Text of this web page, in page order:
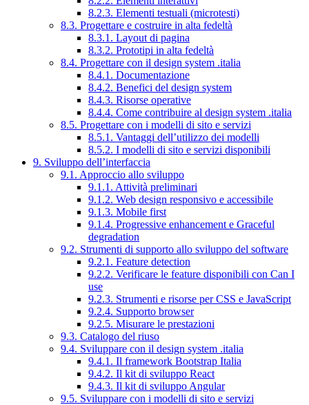
8.2.3. Elementi testuali (microtesti)
8.3. Progettare e costruire in alta fedeltà
8.3.1. Layout di pagina
8.3.2. Prototipi in alta fedeltà
8.4. Progettare con il design system .italia
8.4.1. Documentazione
8.4.2. Benefici del design system
8.4.3. Risorse operative
8.4.4. Come contribuire al design system .italia
8.5. Progettare con i modelli di sito e servizi
8.5.1. Vantaggi dell’utilizzo dei modelli
8.5.2. I modelli di sito e servizi disponibili
9. Sviluppo dell’interfaccia
9.1. Approccio allo sviluppo
9.1.1. Attività preliminari
9.1.2. Web design responsivo e accessibile
9.1.3. Mobile first
9.1.4. Progressive enhancement e Graceful
degradation
9.2. Strumenti di supporto allo sviluppo del software
9.2.1. Feature detection
9.2.2. Verificare le feature disponibili con Can I
use
9.2.3. Strumenti e risorse per CSS e JavaScript
9.2.4. Supporto browser
9.2.5. Misurare le prestazioni
9.3. Catalogo del riuso
9.4. Sviluppare con il design system .italia
9.4.1. Il framework Bootstrap Italia
9.4.2. Il kit di sviluppo React
9.4.3. Il kit di sviluppo Angular
9.5. Sviluppare con i modelli di sito e servizi